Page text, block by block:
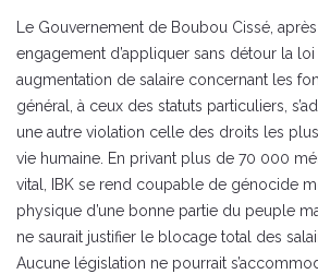
Le Gouvernement de Boubou Cissé,
engagement d’appliquer sans détour la
augmentation de salaire concernant les
général, à ceux des statuts particuliers,
une autre violation celle des droits les
vie humaine. En privant plus de 70 000
vital, IBK se rend coupable de génocide
physique d’une bonne partie du peuple
ne saurait justifier le blocage total des
Aucune législation ne pourrait